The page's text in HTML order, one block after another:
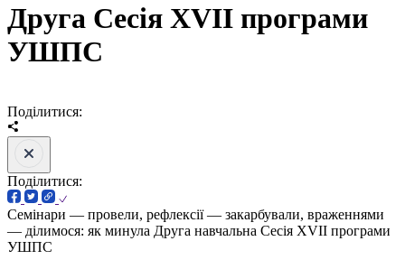
Друга Сесія XVII програми
УШПС
Поділитися:
Поділитися:
Семінари — провели, рефлексії — закарбували, враженнями
— ділимося: як минула Друга навчальна Сесія XVII програми
УШПС